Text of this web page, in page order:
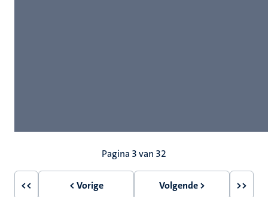
Pagina 3 van 32
Eerste
<<
Vorige
< Vorige
Volgende
Volgende > >>